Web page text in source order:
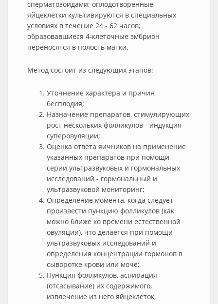
сперматозоидами; оплодотворенные
яйцеклетки культивируются в специальных
условиях в течение 24 - 62 часов;
образовавшиеся 4-клеточные эмбрион
переносятся в полость матки.
Метод состоит из следующих этапов:
Уточнение характера и причин
бесплодия;
Назначение препаратов, стимулирующих
рост нескольких фолликулов - индукция
суперовуляции;
Оценка ответа яичников на применение
указанных препаратов при помощи
серии ультразвуковых и гормональных
исследований - гормональный и
ультразвуковой мониторинг;
Определение момента, когда следует
произвести пункцию фолликулов (как
можно ближе ко времени естественной
овуляции), что делается при помощи
ультразвуковых исследований и
определения концентрации гормонов в
сыворотке крови или моче;
Пункция фолликулов, аспирация
(отсасывание) их содержимого,
извлечение из него яйцеклеток,